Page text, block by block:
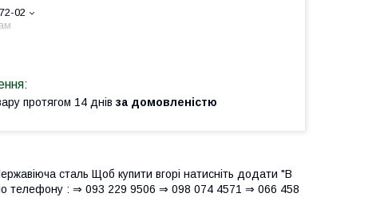
02
протягом 14 днів за домовленістю
сталь Щоб купити вгорі натисніть додати "В
телефону : ⇒ 093 229 9506 ⇒ 098 074 4571 ⇒ 066 458